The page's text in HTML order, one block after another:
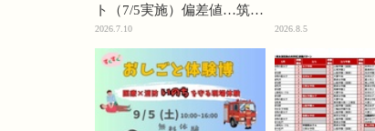
ト（7/5実施）偏差値…筑駒
74・桜蔭70＜PR＞
2026.7.10 2026.8.5